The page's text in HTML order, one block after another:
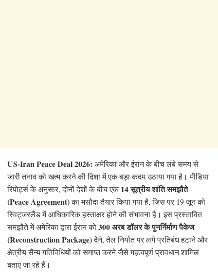
US-Iran Peace Deal 2026: अमेरिका और ईरान के बीच लंबे समय से
जारी तनाव को खत्म करने की दिशा में एक बड़ा कदम उठाया गया है। मीडिया
रिपोर्ट्स के अनुसार, दोनों देशों के बीच एक14 सूत्रीय शांति समझौते
(Peace Agreement)का मसौदा तैयार किया गया है, जिस पर 19 जून को
स्विट्जरलैंड में आधिकारिक हस्ताक्षर होने की संभावना है। इस प्रस्तावित
समझौते में अमेरिका द्वारा ईरान को300 अरब डॉलर के पुनर्निर्माण पैकेज
(Reconstruction Package)देने, तेल निर्यात पर लगे प्रतिबंध हटाने और
क्षेत्रीय सैन्य गतिविधियों को समाप्त करने जैसे महत्वपूर्ण प्रावधान शामिल
बताए जा रहे हैं।